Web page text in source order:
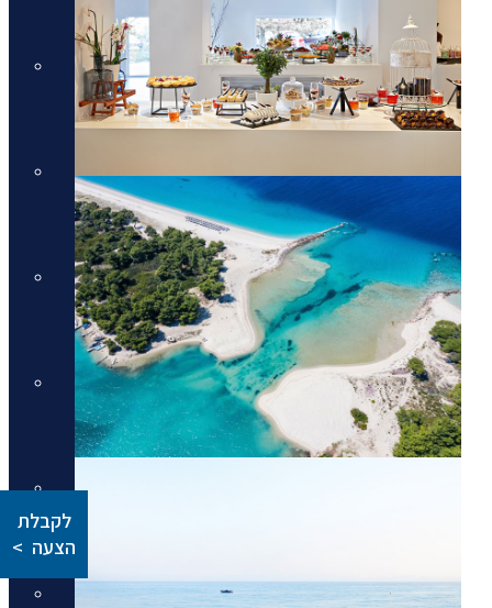
מלונות יוקרה באוסטריה
מלונות יוקרה בתאילנד
מלונות יוקרה בתאילנד
מלונות יוקרה בסיישל
מלונות יוקרה בסיישל
מלונות יוקרה בדובאי
מלונות יוקרה בדובאי
מלונות יוקרה באיטליה
מלונות יוקרה באיטליה
Domes Resorts
לקבלת
הצעה >